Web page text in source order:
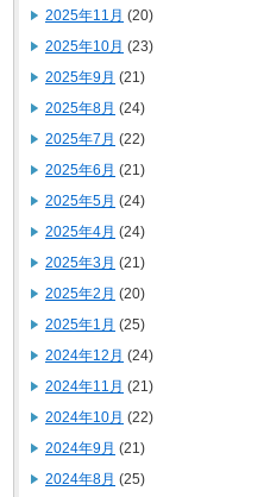
2025年11月 (20)
2025年10月 (23)
2025年9月 (21)
2025年8月 (24)
2025年7月 (22)
2025年6月 (21)
2025年5月 (24)
2025年4月 (24)
2025年3月 (21)
2025年2月 (20)
2025年1月 (25)
2024年12月 (24)
2024年11月 (21)
2024年10月 (22)
2024年9月 (21)
2024年8月 (25)